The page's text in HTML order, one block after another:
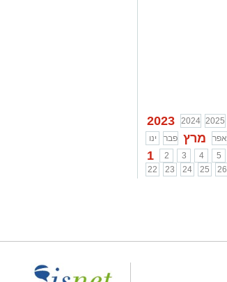
2023 2024 2025
ינו
פבר מרץ אפר
1 2 3 4 5
22
23 24 25 26